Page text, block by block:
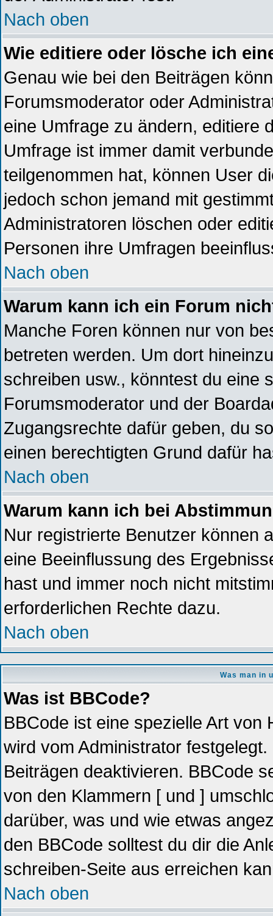
Nach oben
Wie editiere oder lösche ich
Genau wie bei den Beiträgen
Forumsmoderator oder
eine Umfrage zu ändern, editiere
Umfrage ist immer damit
teilgenommen hat, können User
jedoch schon jemand mit
Administratoren löschen oder
Personen ihre Umfragen
Nach oben
Warum kann ich ein Forum
Manche Foren können nur von
betreten werden. Um dort
schreiben usw., könntest du eine
Forumsmoderator und der
Zugangsrechte dafür geben, du
einen berechtigten Grund dafür
Nach oben
Warum kann ich bei
Nur registrierte Benutzer können
eine Beeinflussung des
hast und immer noch nicht
erforderlichen Rechte dazu.
Nach oben
Was man in
Was ist BBCode?
BBCode ist eine spezielle Art
wird vom Administrator
Beiträgen deaktivieren. BBCode
von den Klammern [ und ]
darüber, was und wie etwas
den BBCode solltest du dir die
schreiben-Seite aus erreichen
Nach oben